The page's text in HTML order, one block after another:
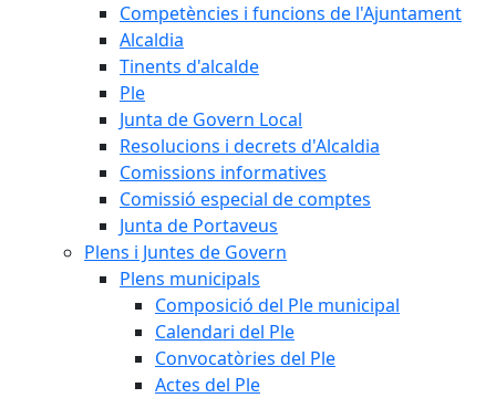
Competències i funcions de l'Ajuntament
Alcaldia
Tinents d'alcalde
Ple
Junta de Govern Local
Resolucions i decrets d'Alcaldia
Comissions informatives
Comissió especial de comptes
Junta de Portaveus
Plens i Juntes de Govern
Plens municipals
Composició del Ple municipal
Calendari del Ple
Convocatòries del Ple
Actes del Ple